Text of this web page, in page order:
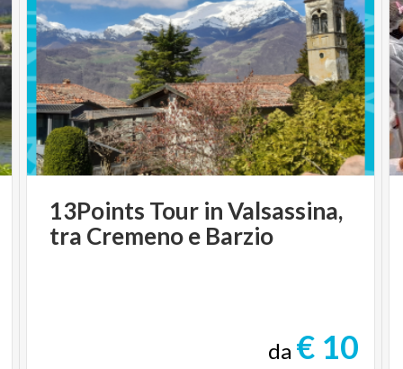
13Points Tour inValsassina,
tra Cremenoe Barzio
da € 10